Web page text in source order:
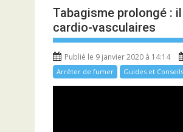
Tabagisme prolongé :
cardio-vasculaires
Publié le 9 janvier 2020 à 14:14
Arrêter de fumer Guides et Conseils